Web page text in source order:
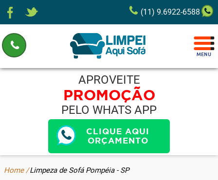
(11) 9.6922-6588
APROVEITE
PROMOÇÃO
PELO WHATS APP
CLIQUE AQUI
ORÇAMENTO
Home /Limpeza de Sofá Pompéia - SP